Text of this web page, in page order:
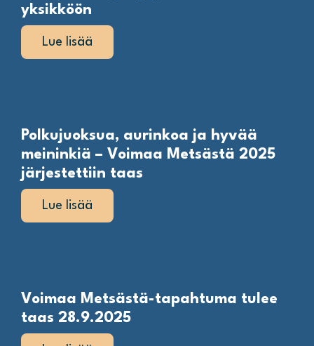
yksikköön
Lue lisää
Polkujuoksua, aurinkoa ja hyvää
meininkiä – Voimaa Metsästä 2025
järjestettiin taas
Lue lisää
Voimaa Metsästä-tapahtuma tulee
taas 28.9.2025